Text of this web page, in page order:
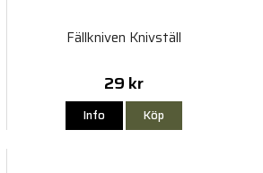
Fällkniven Knivställ
29 kr
Info Köp